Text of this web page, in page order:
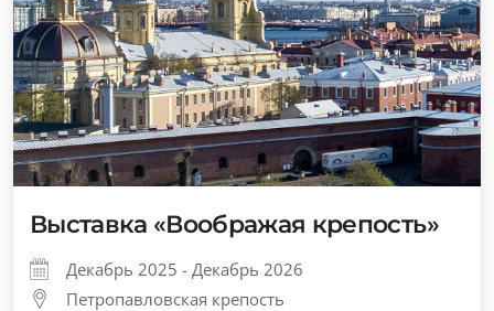
Выставка «Воображая крепость»
Декабрь 2025 - Декабрь 2026
Петропавловская крепость